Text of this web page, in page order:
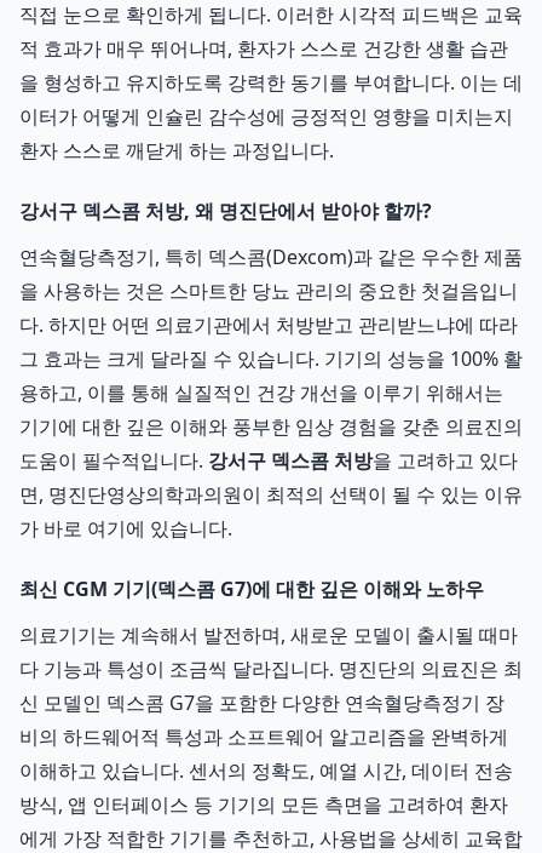
직접 눈으로 확인하게 됩니다. 이러한 시각적 피드백은 교육
적 효과가 매우 뛰어나며, 환자가 스스로 건강한 생활 습관
을 형성하고 유지하도록 강력한 동기를 부여합니다. 이는 데
이터가 어떻게 인슐린 감수성에 긍정적인 영향을 미치는지
환자 스스로 깨닫게 하는 과정입니다.
강서구 덱스콤 처방, 왜 명진단에서 받아야 할까?
연속혈당측정기, 특히 덱스콤(Dexcom)과 같은 우수한 제품
을 사용하는 것은 스마트한 당뇨 관리의 중요한 첫걸음입니
다. 하지만 어떤 의료기관에서 처방받고 관리받느냐에 따라
그 효과는 크게 달라질 수 있습니다. 기기의 성능을 100% 활
용하고, 이를 통해 실질적인 건강 개선을 이루기 위해서는
기기에 대한 깊은 이해와 풍부한 임상 경험을 갖춘 의료진의
도움이 필수적입니다. 강서구 덱스콤 처방을 고려하고 있다
면, 명진단영상의학과의원이 최적의 선택이 될 수 있는 이유
가 바로 여기에 있습니다.
최신 CGM 기기(덱스콤 G7)에 대한 깊은 이해와 노하우
의료기기는 계속해서 발전하며, 새로운 모델이 출시될 때마
다 기능과 특성이 조금씩 달라집니다. 명진단의 의료진은 최
신 모델인 덱스콤 G7을 포함한 다양한 연속혈당측정기 장
비의 하드웨어적 특성과 소프트웨어 알고리즘을 완벽하게
이해하고 있습니다. 센서의 정확도, 예열 시간, 데이터 전송
방식, 앱 인터페이스 등 기기의 모든 측면을 고려하여 환자
에게 가장 적합한 기기를 추천하고, 사용법을 상세히 교육합